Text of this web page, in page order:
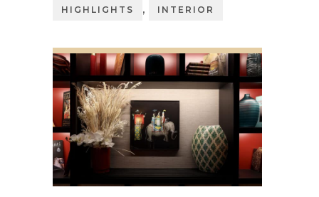
HIGHLIGHTS , INTERIOR